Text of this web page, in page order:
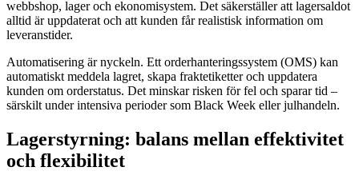
webbshop, lager och ekonomisystem. Det säkerställer att lagersaldot
alltid är uppdaterat och att kunden får realistisk information om
leveranstider.
Automatisering är nyckeln. Ett orderhanteringssystem (OMS) kan
automatiskt meddela lagret, skapa fraktetiketter och uppdatera
kunden om orderstatus. Det minskar risken för fel och sparar tid –
särskilt under intensiva perioder som Black Week eller julhandeln.
Lagerstyrning: balans mellan effektivitet
och flexibilitet